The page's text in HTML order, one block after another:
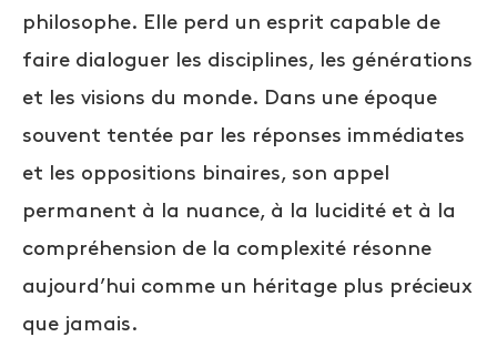
philosophe. Elle perd un esprit capable de
faire dialoguer les disciplines, les générations
et les visions du monde. Dans une époque
souvent tentée par les réponses immédiates
et les oppositions binaires, son appel
permanent à la nuance, à la lucidité et à la
compréhension de la complexité résonne
aujourd’hui comme un héritage plus précieux
que jamais.